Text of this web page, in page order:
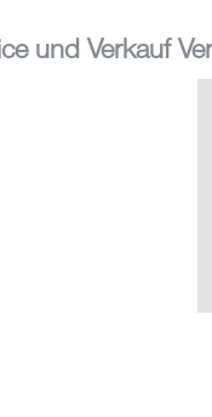
und Verkauf